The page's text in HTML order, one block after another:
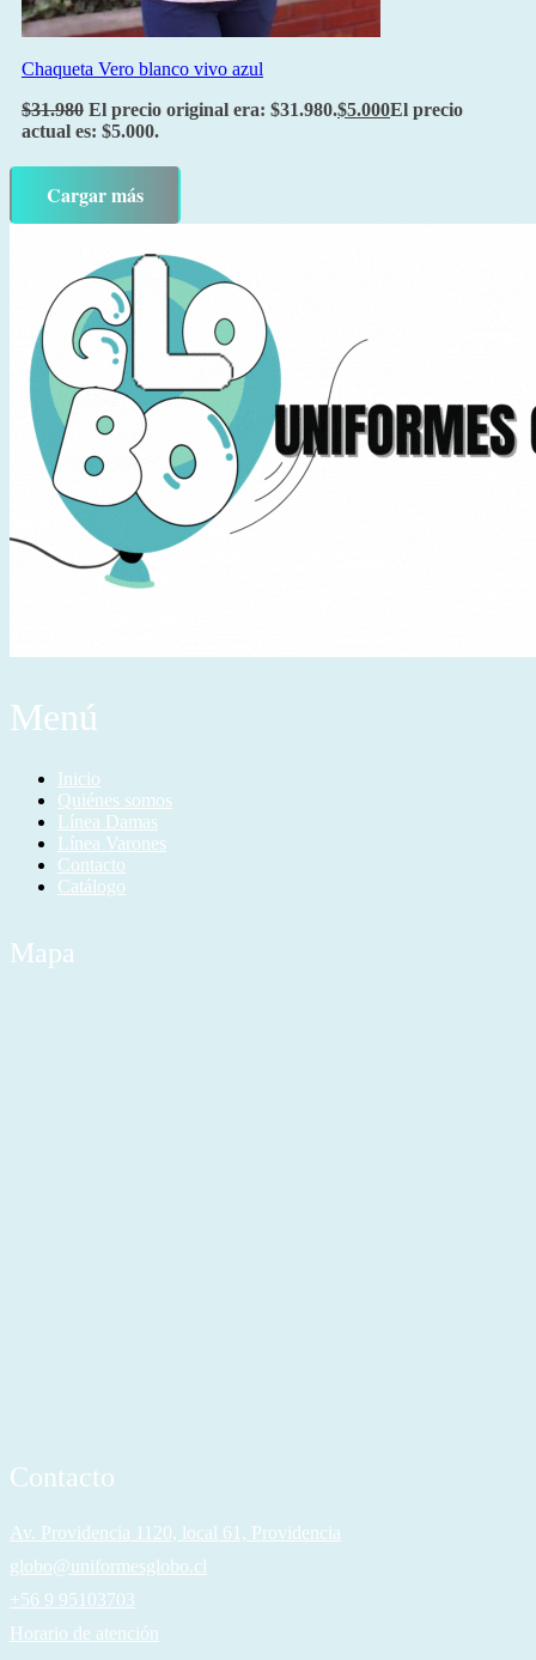
Chaqueta Vero blanco vivo azul
$31.980 El precio original era: $31.980.$5.000El precio
actual es: $5.000.
Cargar más
Menú
Inicio
Quiénes somos
Línea Damas
Línea Varones
Contacto
Catálogo
Mapa
Contacto
Av. Providencia 1120, local 61, Providencia
globo@uniformesglobo.cl
+56 9 95103703
Horario de atención